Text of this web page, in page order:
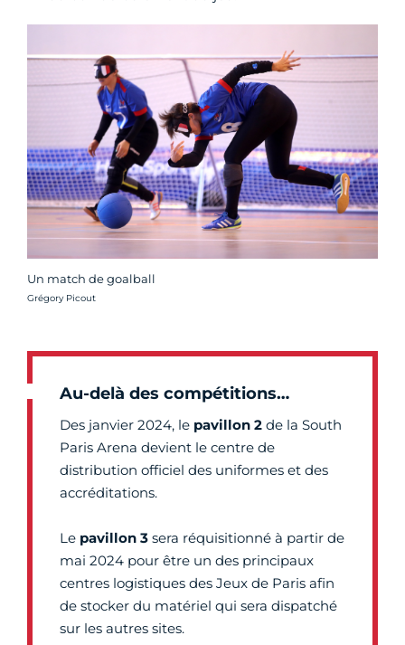
Un match de goalball
Crédit photo :
Grégory Picout
Au-delà des compétitions…
Des janvier 2024, le pavillon 2 de la South
Paris Arena devient le centre de
distribution officiel des uniformes et des
accréditations.
Le pavillon 3 sera réquisitionné à partir de
mai 2024 pour être un des principaux
centres logistiques des Jeux de Paris afin
de stocker du matériel qui sera dispatché
sur les autres sites.